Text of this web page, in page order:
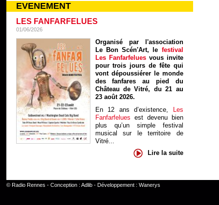
EVENEMENT
LES FANFARFELUES
01/06/2026
Organisé par l'association
Le Bon Scén'Art, le festival
Les Fanfarfelues vous invite
pour trois jours de fête qui
vont dépoussiérer le monde
des fanfares au pied du
Château de Vitré, du 21 au
23 août 2026.
En 12 ans d’existence, Les
Fanfarfelues est devenu bien
plus qu’un simple festival
musical sur le territoire de
Vitré...
Lire la suite
© Radio Rennes - Conception : Adlib- Développement : Wanerys